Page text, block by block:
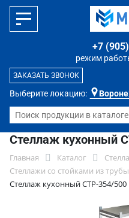
Выберите локацию:
режим
+7
ЗАКАЗАТЬ ЗВОНОК
Стеллаж кухонный
Главная Каталог
Стеллажи со стойками из трубы
Стеллаж кухонный СТР-354/500